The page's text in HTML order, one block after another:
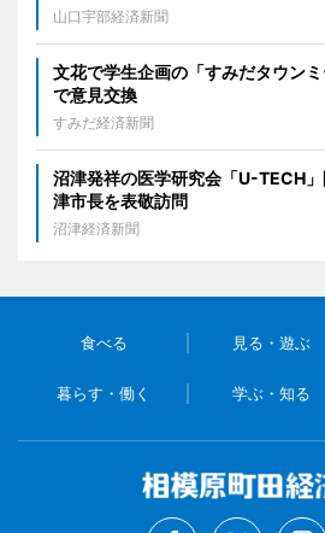
山口宇部経済新聞
文花で学生企画の「すみだタウン
で意見交換
すみだ経済新聞
沼津発祥の医学研究会「U-TECH
津市長を表敬訪問
沼津経済新聞
食べる 見る・遊ぶ
暮らす・働く 学ぶ・知る